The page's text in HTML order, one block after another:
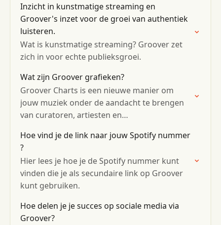
Inzicht in kunstmatige streaming en
Groover's inzet voor de groei van authentiek
luisteren.
Wat is kunstmatige streaming? Groover zet
zich in voor echte publieksgroei.
Wat zijn Groover grafieken?
Groover Charts is een nieuwe manier om
jouw muziek onder de aandacht te brengen
van curatoren, artiesten en
Hoe vind je de link naar jouw Spotify nummer
?
Hier lees je hoe je de Spotify nummer kunt
vinden die je als secundaire link op Groover
kunt gebruiken.
Hoe delen je je succes op sociale media via
Groover?